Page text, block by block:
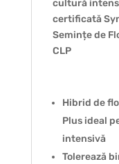
cultură
certificată
Semințe de
CLP
Hibrid de
Plus ideal
intensivă
Tolerează